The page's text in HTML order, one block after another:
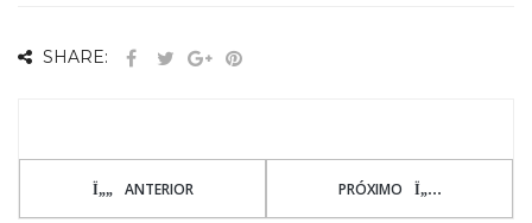
SHARE:
ANTERIOR PRÓXIMO